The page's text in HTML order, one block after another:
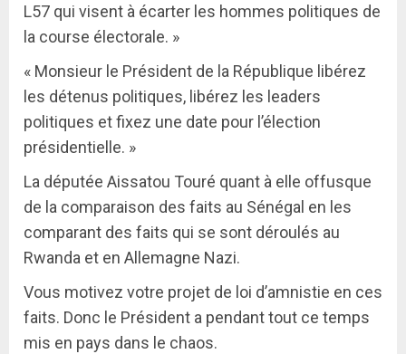
L57 qui visent à écarter les hommes politiques de
la course électorale. »
« Monsieur le Président de la République libérez
les détenus politiques, libérez les leaders
politiques et fixez une date pour l’élection
présidentielle. »
La députée Aissatou Touré quant à elle offusque
de la comparaison des faits au Sénégal en les
comparant des faits qui se sont déroulés au
Rwanda et en Allemagne Nazi.
Vous motivez votre projet de loi d’amnistie en ces
faits. Donc le Président a pendant tout ce temps
mis en pays dans le chaos.